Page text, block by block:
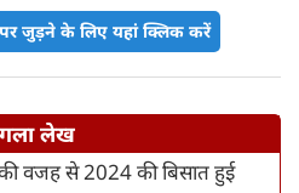
जुड़ने के लिए यहां क्लिक करें
लेख
की वजह से 2024 की बिसात हुई